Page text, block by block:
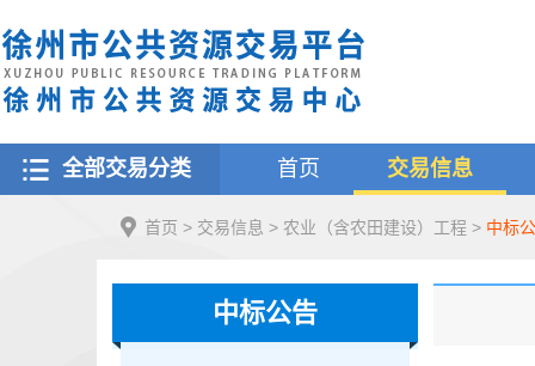
全部交易分类 首页 交易信息
首页 > 交易信息 > 农业（含农田建设）工程 > 中标
中标公告